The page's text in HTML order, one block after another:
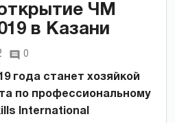
ЧМ
в Казани
0
года станет хозяйкой
по профессиональному
International